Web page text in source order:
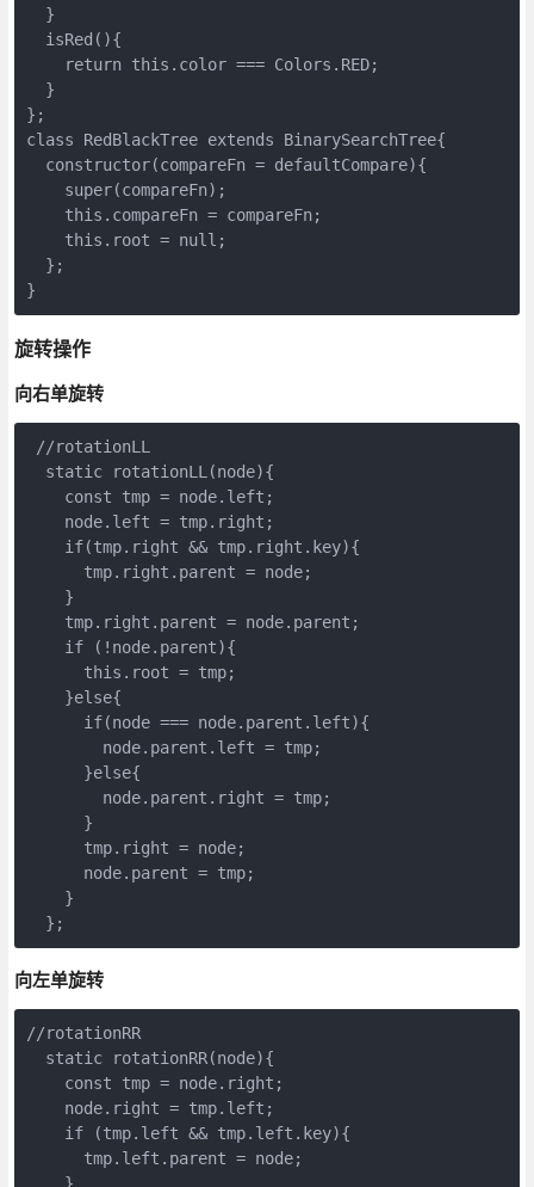
  }
  isRed(){
    return this.color === Colors.RED;
  }
};
class RedBlackTree extends BinarySearchTree{
  constructor(compareFn = defaultCompare){
    super(compareFn);
    this.compareFn = compareFn;
    this.root = null;
  };
}
旋转操作
向右单旋转
//rotationLL
  static rotationLL(node){
    const tmp = node.left;
    node.left = tmp.right;
    if(tmp.right && tmp.right.key){
      tmp.right.parent = node;
    }
    tmp.right.parent = node.parent;
    if (!node.parent){
      this.root = tmp;
    }else{
      if(node === node.parent.left){
        node.parent.left = tmp;
      }else{
        node.parent.right = tmp;
      }
      tmp.right = node;
      node.parent = tmp;
    }
  };
向左单旋转
//rotationRR
  static rotationRR(node){
    const tmp = node.right;
    node.right = tmp.left;
    if (tmp.left && tmp.left.key){
      tmp.left.parent = node;
    }